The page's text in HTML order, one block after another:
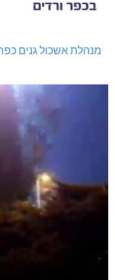
מנהלת אשכול גנים